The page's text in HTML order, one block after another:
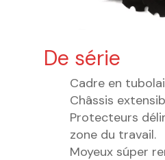
De série
Cadre en
Châssis
Protecteurs
zone du travail.
Moyeux súper